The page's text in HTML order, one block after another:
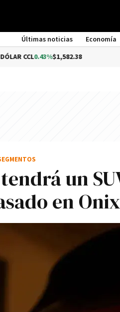
Últimas noticias Economía
0.43%$1,582.38
un
en Onix